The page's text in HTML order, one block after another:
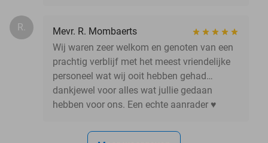
R.
Mevr. R. Mombaerts
Wij waren zeer welkom en genoten van een
prachtig verblijf met het meest vriendelijke
personeel wat wij ooit hebben gehad…
dankjewel voor alles wat jullie gedaan
hebben voor ons. Een echte aanrader ♥️